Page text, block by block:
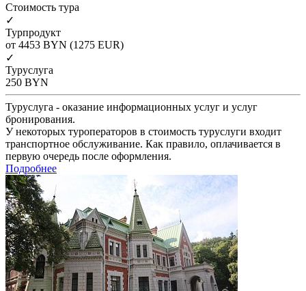
Cтоимость тура
✓
Турпродукт
от 4453 BYN (1275 EUR)
✓
Туруслуга
250 BYN
Туруслуга - оказание информационных услуг и услуг
бронирования.
У некоторых туроператоров в стоимость туруслуги входит
транспортное обслуживание. Как правило, оплачивается в
первую очередь после оформления.
Подробнее